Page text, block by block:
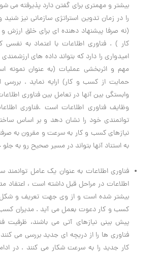
بیشتر و مهمتری برای گفتن دارد پذیرفته
را در زمان تدوین استراتژی سازمانی نیز
(نه صرفا پیشنهاد دهنده ای برای خلق ارزش
کار ) . فناوری اطلاعات با اعتماد به نفسی
امیدواری را دارد که بتواند داده های
مهم و اثربخشی عملیات (به عنوان نمونه
حمایت از کسب و کار) ارایه نماید . بررسی
وابستگی بین آنها در تعامل بین فناوری
وظایف فناوری اطلاعات است .فناوری
توانمندی خود را نشان دهد و بر اساس
نیازهای کسب و کار به سرعت و مقرون به
به استناد آنها بتواند در مسیر صحیح رو به
فناوری اطلاعات به عنوان یک عامل توانمند
اطلاعات در مراحل قبل داشته است ، اعتقاد
بیشتر شده است و از وی جهت تعریف و
کسب و کار دعوت بعمل می آید . مدیران کسب
پیش بینی نیازهای آتی می باشند، ظرفیت
فناوری ها را از دریچه ای جدید بررسی می
کار جدید را به سرعت شکار می کنند . در